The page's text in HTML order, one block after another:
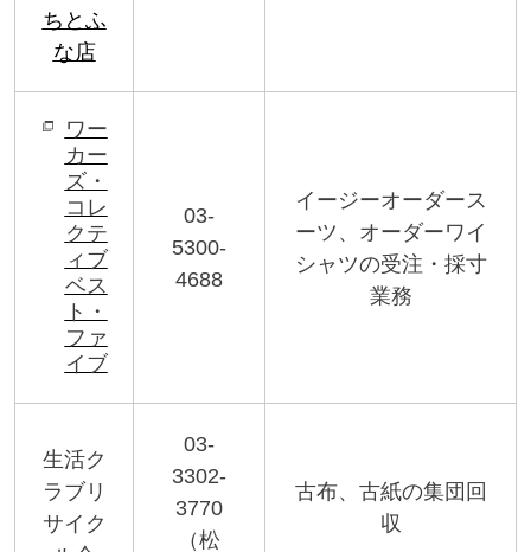
ちとふ
な店
ワー
カー
ズ・
コレ
クテ
ィブ
ベス
ト・
ファ
イブ
03-
5300-
4688
イージーオーダース
ーツ、オーダーワイ
シャツの受注・採寸
業務
生活ク
ラブリ
サイク
03-
3302-
3770
（松
古布、古紙の集団回
収